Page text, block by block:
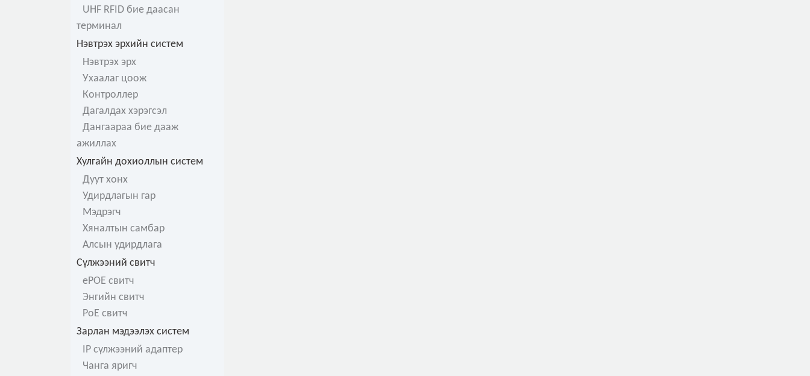
UHF RFID бие даасан
терминал
Нэвтрэх эрхийн систем
Нэвтрэх эрх
Ухаалаг цоож
Контроллер
Дагалдах хэрэгсэл
Дангаараа бие дааж
ажиллах
Хулгайн дохиоллын систем
Дуут хонх
Удирдлагын гар
Мэдрэгч
Хяналтын самбар
Алсын удирдлага
Сүлжээний свитч
ePOE свитч
Энгийн свитч
PoE свитч
Зарлан мэдээлэх систем
IP сүлжээний адаптер
Чанга яригч